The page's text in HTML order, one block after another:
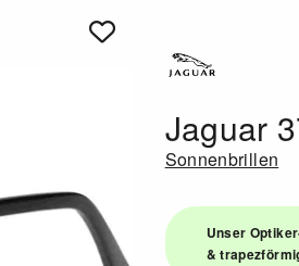
Jaguar
Sonnenbrillen
Unser
&